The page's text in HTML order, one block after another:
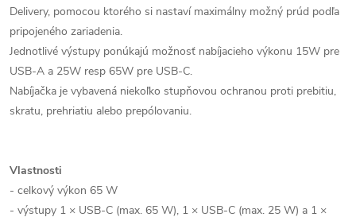
Delivery, pomocou ktorého si nastaví maximálny možný prúd podľa
pripojeného zariadenia.
Jednotlivé výstupy ponúkajú možnosť nabíjacieho výkonu 15W pre
USB-A a 25W resp 65W pre USB-C.
Nabíjačka je vybavená niekoľko stupňovou ochranou proti prebitiu,
skratu, prehriatiu alebo prepólovaniu.
Vlastnosti
- celkový výkon 65 W
- výstupy 1 × USB-C (max. 65 W), 1 × USB-C (max. 25 W) a 1 ×